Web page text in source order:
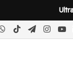
تيلقرامانستقراميوتيوبلينكدإن